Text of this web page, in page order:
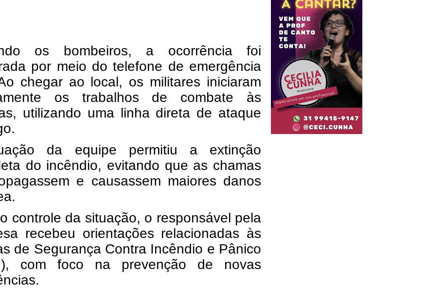
os bombeiros, a ocorrência foi
por meio do telefone de emergência
chegar ao local, os militares iniciaram
os trabalhos de combate às
utilizando uma linha direta de ataque
da equipe permitiu a extinção
do incêndio, evitando que as chamas
e causassem maiores danos
controle da situação, o responsável pela
recebeu orientações relacionadas às
de Segurança Contra Incêndio e Pânico
com foco na prevenção de novas